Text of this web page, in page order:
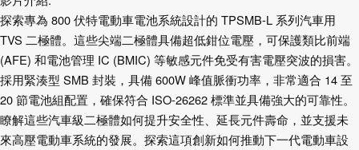
探索專為 800 伏特電動車電池系統設計的 TPSMB-L 系列汽車用
TVS 二極體。這些尖端二極體具備超低鉗位電壓，可保護類比前端
(AFE) 和電池管理 IC (BMIC) 等敏感元件免受有害電壓突波的損害。
採用緊湊型 SMB 封裝，具備 600W 峰值脈衝功率，非常適合 14 至
20 節電池組配置，確保符合 ISO-26262 標準並具備強大的可靠性。
瞭解這些汽車級二極體如何提升安全性、延長元件壽命，並支援未
來高壓電動車系統的發展。探索這項創新如何推動下一代電動車設